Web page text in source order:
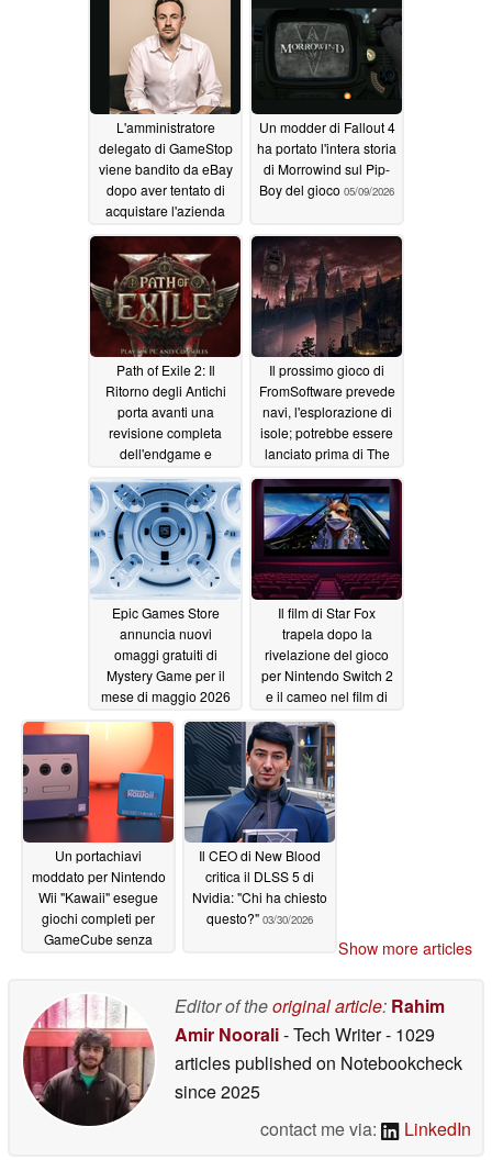
L'amministratore
delegato di GameStop
viene bandito da eBay
dopo aver tentato di
acquistare l'azienda
05/09/2026
Un modder di Fallout 4
ha portato l'intera storia
di Morrowind sul Pip-
Boy del gioco 05/09/2026
Path of Exile 2: Il
Ritorno degli Antichi
porta avanti una
revisione completa
dell'endgame e
l'iconica cintura
Mageblood05/08/2026
Il prossimo gioco di
FromSoftware prevede
navi, l'esplorazione di
isole; potrebbe essere
lanciato prima di The
Duskbloods05/08/2026
Epic Games Store
annuncia nuovi
omaggi gratuiti di
Mystery Game per il
mese di maggio 2026
05/08/2026
Il film di Star Fox
trapela dopo la
rivelazione del gioco
per Nintendo Switch 2
e il cameo nel film di
Mario05/08/2026
Un portachiavi
moddato per Nintendo
Wii "Kawaii" esegue
giochi completi per
GameCube senza
Il CEO di New Blood
critica il DLSS 5 di
Nvidia: "Chi ha chiesto
questo?" 03/30/2026
Show more articles
Editor of theoriginal article: Rahim
Amir Noorali- Tech Writer- 1029
articles published on Notebookcheck
since 2025
contact me via:
LinkedIn